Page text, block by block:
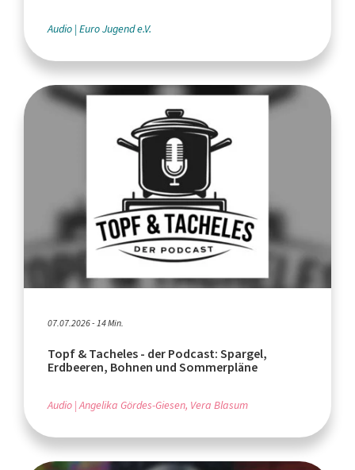
Audio Euro Jugend e.V.
07.07.2026 - 14 Min.
Topf & Tacheles - der Podcast: Spargel,
Erdbeeren, Bohnen und Sommerpläne
Audio Angelika Gördes-Giesen, Vera Blasum